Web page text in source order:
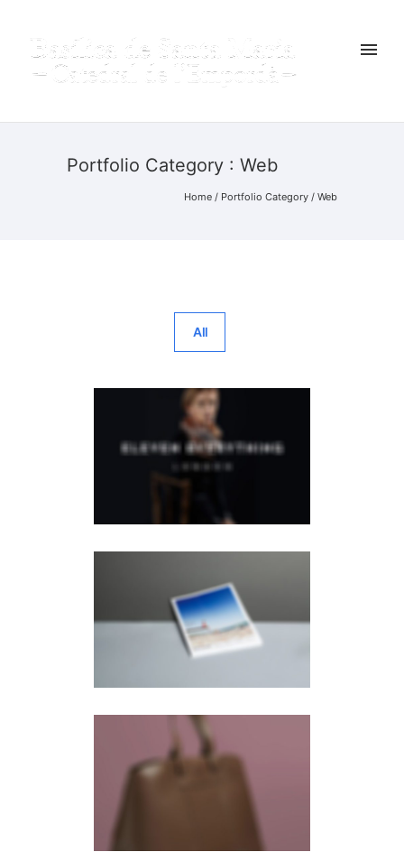
Portfolio Category : Web
Home / Portfolio Category / Web
All
App Mockup
Mobile
Monobrand Web
UI
Handbags